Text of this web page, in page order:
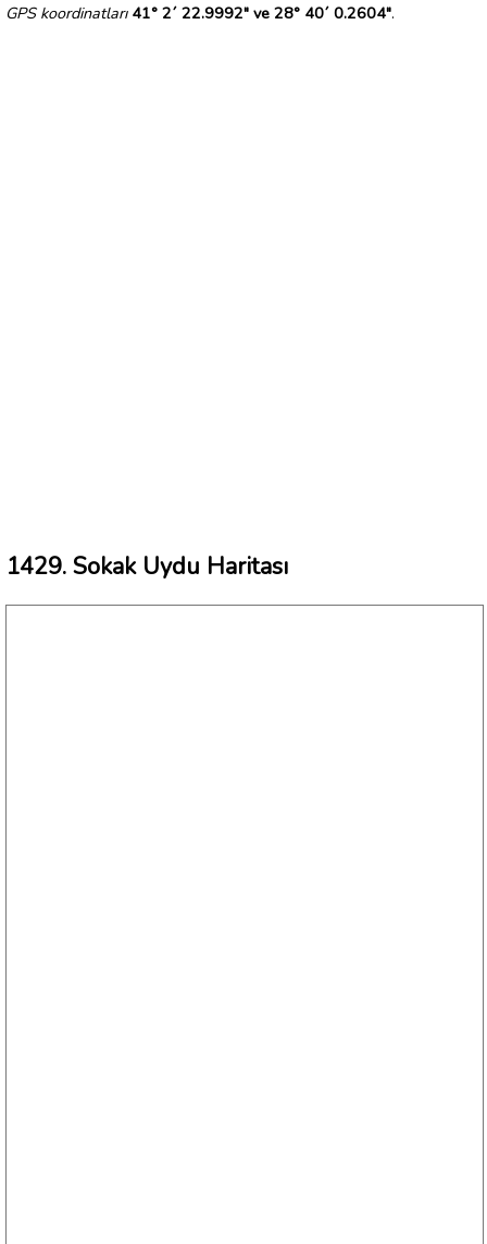
GPS koordinatları 41° 2´ 22.9992" ve 28° 40´ 0.2604".
1429. Sokak Uydu Haritası